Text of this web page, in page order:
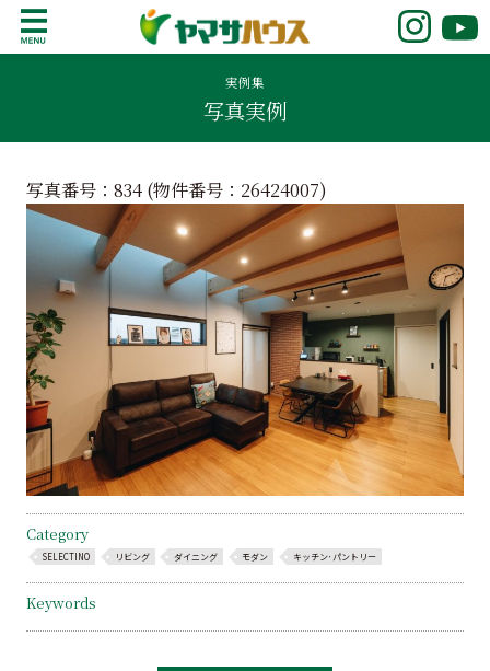
o
鹿児島で注文住宅ならヤマサハウス
新築の注文住宅や建売モデルハウスをお探し
の方はこちら。鹿児島県内で11年連続ナンバ
ーワンの実績を誇る、絆の家でおなじみの
ヤマサハウス。展示場情報や家づくりのこだ
実例集
写真実例
写真番号：834 (物件番号： 26424007)
Category
SELECTINO リビング ダイニング モダン キッチン･パントリー
Keywords